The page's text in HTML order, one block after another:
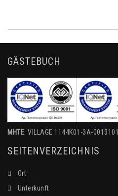
GÄSTEBUCH
MHTE: VILLAGE 1144K01-3A-0013101
SEITENVERZEICHNIS
Ort
Unterkunft